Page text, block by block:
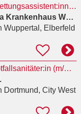
Notfallsanitäter:innen / Rettungsassistent:innen für die Intensivstation (w/m/d)
AGAPLESION Bethesda Krankenhaus Wuppertal gGmbH
Wuppertal, Elberfeld
Rettungsassistent:in / Notfallsanitäter:in (m/w/d) für die Drogenhilfeeinrichtung kick in Teilzeit
Dortmund, City West